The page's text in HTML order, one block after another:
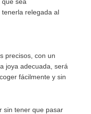
que sea
relegada al
precisos, con un
joya adecuada, será
fácilmente y sin
sin tener que pasar